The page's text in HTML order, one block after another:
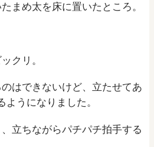
まめ太を床に置いたところ。
クリ。
はできないけど、立たせてあ
ようになりました。
立ちながらパチパチ拍手する